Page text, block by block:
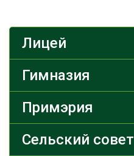
Лицей
Гимназия
Примэрия
Сельский совет